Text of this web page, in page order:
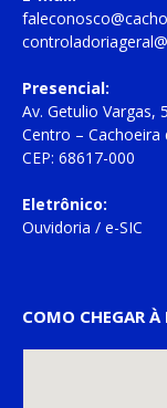
Presencial:
Av. Getulio Vargas,
Centro – Cachoeira
CEP: 68617-000
Eletrônico:
Ouvidoria / e-SIC
COMO CHEGAR À